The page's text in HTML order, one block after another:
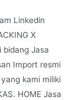
Linkedin
X
bidang Jasa
Import resmi
kami miliki
HOME Jasa